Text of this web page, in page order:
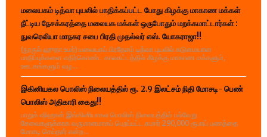
மலையகம் டித்வா புயலில் பாதிக்கப்பட்ட போது கிழக்கு மாகாண மக்கள்
நீட்டிய நேசக்கரத்தை மலையக மக்கள் ஒருபோதும் மறக்கமாட்டார்கள் :
நுவரெலியா மாநகர சபை பிரதி முதல்வர் எஸ். யோகராஜா!!
(நூருல் ஹுதா உமர்) மலையகப் பிரதேசம் டித்வா புயலில் கடுமையான
பாதிப்புக்களை எதிர்கொண்ட காலகட்டத்தில் கிழக்கு மாகாண மக்களும்,
ஊடகங்களும் வழ...
இகினியகல பொலிஸ் நிலையத்தில் ரூ. 2.9 இலட்சம் நிதி மோசடி- பெண்
பொலிஸ் அதிகாரி கைது!!
பாறுக் ஷிஹான் இங்கினியாகல பொலிஸ் நிலையத்தில் பல்வேறு
சேவைகளுக்காக வருமானமாகப் பெறப்பட்ட சுமார் 290,000 ரூபாய் பணத்தை
மோசடி செய்தார் என்ற...